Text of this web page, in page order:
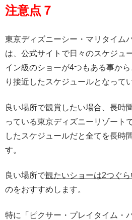
注意点７
東京ディズニーシー・マリタイム
は、公式サイトで日々のスケジュ
イン級のショーが4つもある事か
り接近したスケジュールとなって
良い場所で観賞したい場合、長時
っている東京ディズニーリゾート
したスケジュールだと全てを長時
す。
良い場所で観たいショーは2つぐら
のをおすすめします。
特に「ピクサー・プレイタイム・